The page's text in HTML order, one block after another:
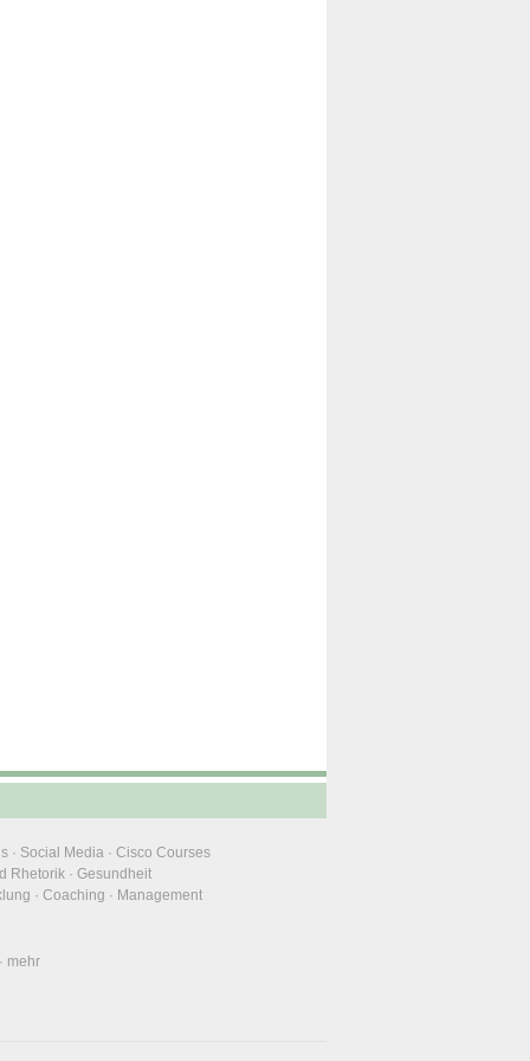
· Social Media · Cisco Courses
Rhetorik · Gesundheit
· Coaching · Management
mehr